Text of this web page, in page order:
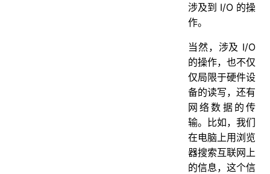
涉及到 I/O 的操
作。
当然，涉及 I/O
的操作，也不仅
仅局限于硬件设
备的读写，还有
网络数据的传
输。比如，我们
在电脑上用浏览
器搜索互联网上
的信息，这个信